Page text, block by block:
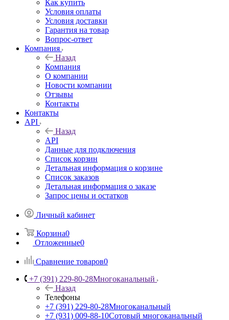
Как купить
Условия оплаты
Условия доставки
Гарантия на товар
Вопрос-ответ
Компания
Назад
Компания
О компании
Новости компании
Отзывы
Контакты
Контакты
API
Назад
API
Данные для подключения
Список корзин
Детальная информация о корзине
Список заказов
Детальная информация о заказе
Запрос цены и остатков
Личный кабинет
Корзина0
Отложенные0
Сравнение товаров0
+7 (391) 229-80-28Многоканальный
Назад
Телефоны
+7 (391) 229-80-28Многоканальный
+7 (931) 009-88-10Сотовый многоканальный